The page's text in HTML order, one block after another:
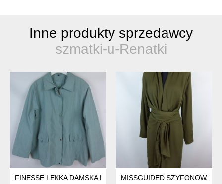
Inne produkty sprzedawcy
szmatki-u-Renatki
FINESSE LEKKA DAMSKA KURTKA / 24 - 52MISSGUIDED SZYFONOWA